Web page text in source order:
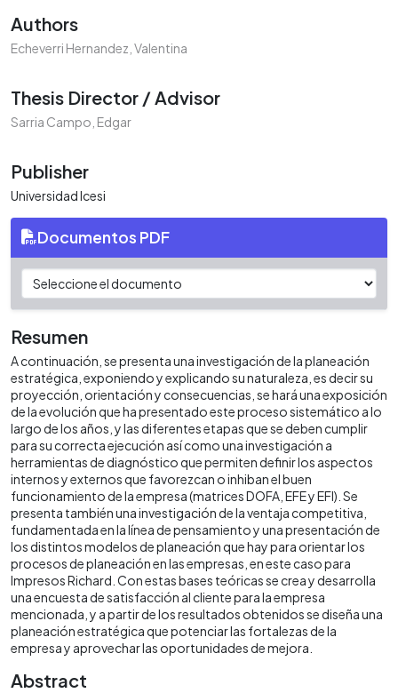
Authors
Echeverri Hernandez, Valentina
Thesis Director / Advisor
Sarria Campo, Edgar
Publisher
Universidad Icesi
Documentos PDF
Resumen
A continuación, se presenta una investigación de la planeación
estratégica, exponiendo y explicando su naturaleza, es decir su
proyección, orientación y consecuencias, se hará una exposición
de la evolución que ha presentado este proceso sistemático a lo
largo de los años, y las diferentes etapas que se deben cumplir
para su correcta ejecución así como una investigación a
herramientas de diagnóstico que permiten definir los aspectos
internos y externos que favorezcan o inhiban el buen
funcionamiento de la empresa (matrices DOFA, EFE y EFI). Se
presenta también una investigación de la ventaja competitiva,
fundamentada en la línea de pensamiento y una presentación de
los distintos modelos de planeación que hay para orientar los
procesos de planeación en las empresas, en este caso para
Impresos Richard. Con estas bases teóricas se crea y desarrolla
una encuesta de satisfacción al cliente para la empresa
mencionada, y a partir de los resultados obtenidos se diseña una
planeación estratégica que potenciar las fortalezas de la
empresa y aprovechar las oportunidades de mejora.
Abstract